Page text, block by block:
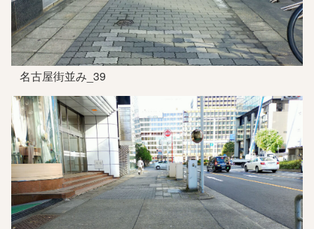
名古屋街並み_39